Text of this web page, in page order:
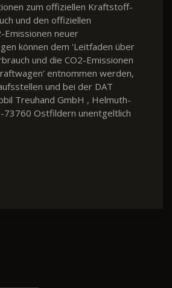
zum offiziellen Kraftstoff-
und den offiziellen
Emissionen neuer
können dem 'Leitfaden über
und die CO2-Emissionen
entnommen werden,
und bei der DAT
Treuhand GmbH , Helmuth-
73760 Ostfildern unentgeltlich